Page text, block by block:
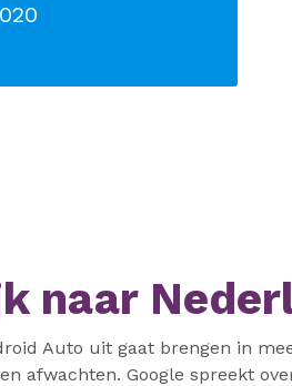
naar
Auto uit gaat brengen in
Google spreekt over